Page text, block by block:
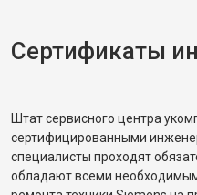
Сертификаты
Штат сервисного центра
сертифицированными
специалисты проходят
обладают всеми